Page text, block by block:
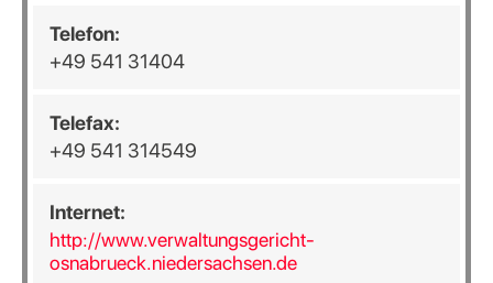
Telefon:
+49 541 31404
Telefax:
+49 541 314549
Internet:
http://www.verwaltungsgericht-
osnabrueck.niedersachsen.de